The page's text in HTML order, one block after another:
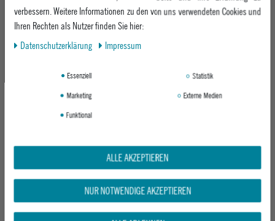
-18%
NITRO UMHÄNGETASCHE TRAVEL KIT
ab 32,95 €
verbessern. Weitere Informationen zu den von uns verwendeten Cookies und
Ihren Rechten als Nutzer finden Sie hier:
Daten­schutz­erklärung
Impressum
Essenziell
Statistik
Marketing
Externe Medien
Funktional
ALLE AKZEPTIEREN
NUR NOTWENDIGE AKZEPTIEREN